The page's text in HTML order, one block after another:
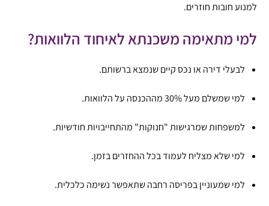
למנוע חובות חוזרים.
למי מתאימה משכנתא לאיחוד הלוואות?
לבעלי דירה או נכס קיים שנמצא ברשותם.
למי שמשלם מעל 30% מההכנסה על הלוואות.
למשפחות שמרגישות "חנוקות" מהתחייבויות חודשיות.
למי שלא מצליח לעמוד בכל ההחזרים בזמן.
למי שמעוניין בפריסה רחבה שתאפשר נשימה כלכלית.